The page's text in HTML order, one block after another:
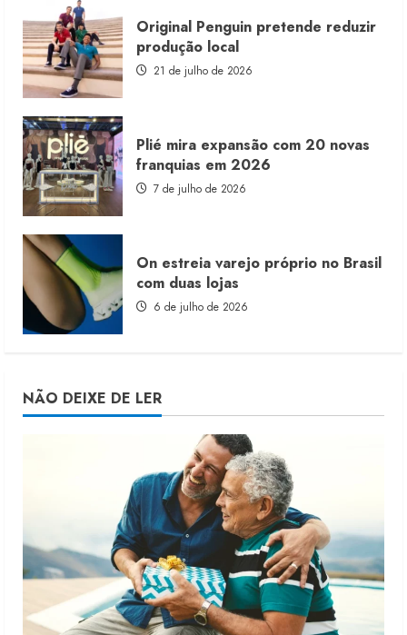
Original Penguin pretende reduzir
produção local
21 de julho de 2026
Plié mira expansão com 20 novas
franquias em 2026
7 de julho de 2026
On estreia varejo próprio no Brasil
com duas lojas
6 de julho de 2026
NÃO DEIXE DE LER